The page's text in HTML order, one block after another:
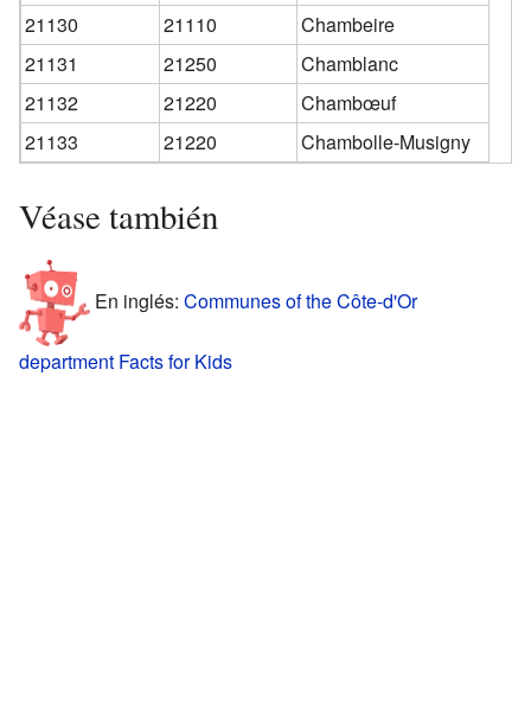
21130
21110
Chambeire
21131
21250
Chamblanc
21132
21220
Chambœuf
21133
21220 Chambolle-Musigny
Véase también
En inglés: Communes of the Côte-d'Or
department Facts for Kids